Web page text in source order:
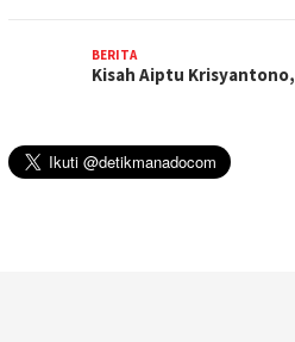
BERITA
Kisah Aiptu